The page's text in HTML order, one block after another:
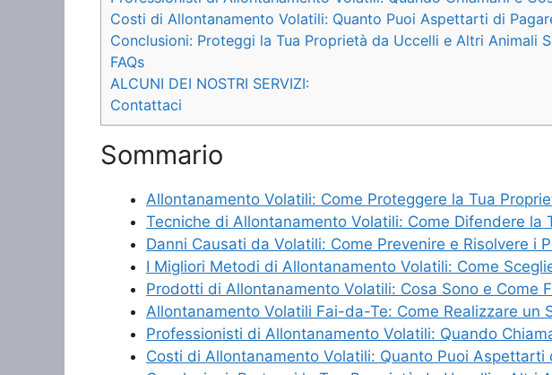
Costi di Allontanamento Volatili: Quanto Puoi Aspettarti di
Conclusioni: Proteggi la Tua Proprietà da Uccelli e Altri Animali
FAQs
ALCUNI DEI NOSTRI SERVIZI:
Contattaci
Sommario
Allontanamento Volatili: Come Proteggere la Tua
Tecniche di Allontanamento Volatili: Come Difendere la
Danni Causati da Volatili: Come Prevenire e Risolvere i
I Migliori Metodi di Allontanamento Volatili: Come
Prodotti di Allontanamento Volatili: Cosa Sono e Come
Allontanamento Volatili Fai-da-Te: Come Realizzare un
Professionisti di Allontanamento Volatili: Quando
Costi di Allontanamento Volatili: Quanto Puoi Aspettarti